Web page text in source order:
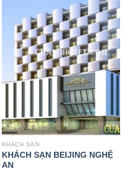
KHÁCH SẠN
KHÁCH SẠN BEIJING NGHỆ
AN